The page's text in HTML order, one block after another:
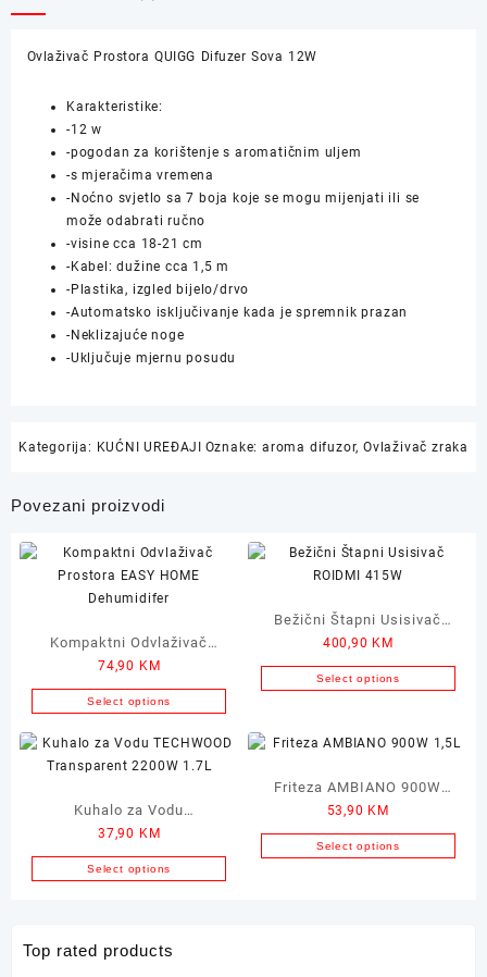
Ovlaživač Prostora QUIGG Difuzer Sova 12W
Karakteristike:
-12 w
-pogodan za korištenje s aromatičnim uljem
-s mjeračima vremena
-Noćno svjetlo sa 7 boja koje se mogu mijenjati ili se
može odabrati ručno
-visine cca 18-21 cm
-Kabel: dužine cca 1,5 m
-Plastika, izgled bijelo/drvo
-Automatsko isključivanje kada je spremnik prazan
-Neklizajuće noge
-Uključuje mjernu posudu
Kategorija: KUĆNI UREĐAJI Oznake: aroma difuzor, Ovlaživač zraka
Povezani proizvodi
Kompaktni Odvlaživač
Prostora EASY HOME
Dehumidifer
74,90 KM
Select options
Bežični Štapni Usisivač
ROIDMI 415W
400,90 KM
Select options
Kuhalo za Vodu
TECHWOOD Transparent
2200W 1.7L
37,90 KM
Select options
Friteza AMBIANO 900W
1,5L
53,90 KM
Select options
Top rated products